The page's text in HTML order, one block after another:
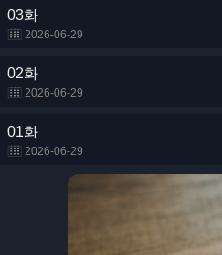
03화
2026-06-29
02화
2026-06-29
01화
2026-06-29